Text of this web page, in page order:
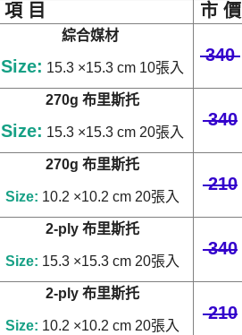
項 目
市 價
綜合媒材
Size: 15.3 ×15.3 cm 10張入
340
270g 布里斯托
Size: 15.3 ×15.3 cm20張入
340
270g 布里斯托
Size: 10.2 ×10.2 cm20張入
210
2-ply 布里斯托
Size: 15.3 ×15.3 cm20張入
340
2-ply 布里斯托
Size: 10.2 ×10.2 cm20張入
210